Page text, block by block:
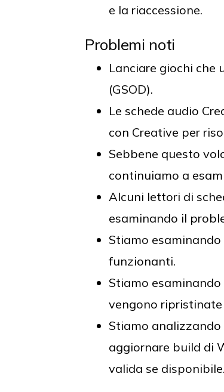
e la riaccessione.
Problemi noti
Lanciare giochi che
(GSOD).
Le schede audio
con Creative per
Sebbene questo
continuiamo a
Alcuni lettori di
esaminando il
Stiamo
funzionanti.
Stiamo
vengono
Stiamo
aggiornare build di
valida se disponibile.